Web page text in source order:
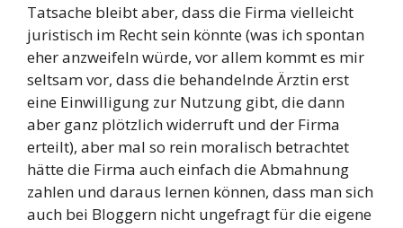
Tatsache bleibt aber, dass die Firma vielleicht
juristisch im Recht sein könnte (was ich spontan
eher anzweifeln würde, vor allem kommt es mir
seltsam vor, dass die behandelnde Ärztin erst
eine Einwilligung zur Nutzung gibt, die dann
aber ganz plötzlich widerruft und der Firma
erteilt), aber mal so rein moralisch betrachtet
hätte die Firma auch einfach die Abmahnung
zahlen und daraus lernen können, dass man sich
auch bei Bloggern nicht ungefragt für die eigene